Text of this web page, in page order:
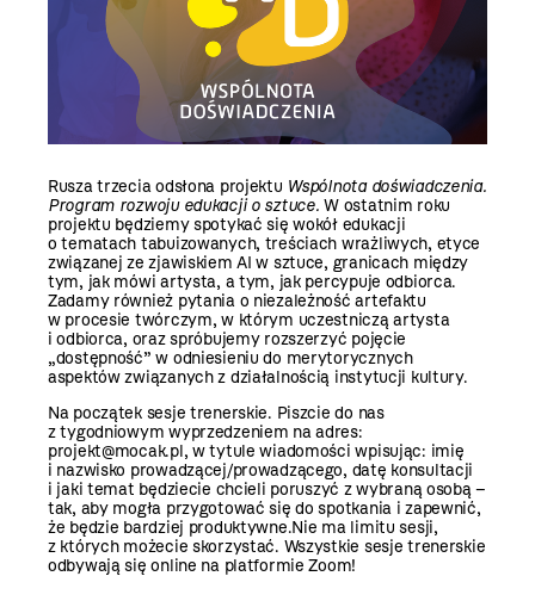
Rusza trzecia odsłona projektu Wspólnota doświadczenia.
Program rozwoju edukacji o sztuce.W ostatnim roku
projektu będziemy spotykać się wokół edukacji
o tematach tabuizowanych, treściach wrażliwych, etyce
związanej ze zjawiskiem AI w sztuce, granicach między
tym, jak mówi artysta, a tym, jak percypuje odbiorca.
Zadamy również pytania o niezależność artefaktu
w procesie twórczym, w którym uczestniczą artysta
i odbiorca, oraz spróbujemy rozszerzyć pojęcie
„dostępność” w odniesieniu do merytorycznych
aspektów związanych z działalnością instytucji kultury.
Na początek sesje trenerskie. Piszcie do nas
z tygodniowym wyprzedzeniem na adres:
projekt@mocak.pl, w tytule wiadomości wpisując: imię
i nazwisko prowadzącej/prowadzącego, datę konsultacji
i jaki temat będziecie chcieli poruszyć z wybraną osobą –
tak, aby mogła przygotować się do spotkania i zapewnić,
że będzie bardziej produktywne.Nie ma limitu sesji,
z których możecie skorzystać. Wszystkie sesje trenerskie
odbywają się online na platformie Zoom!